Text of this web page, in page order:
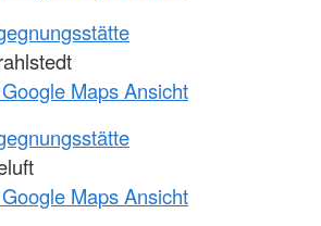
Maps Ansicht
Maps Ansicht